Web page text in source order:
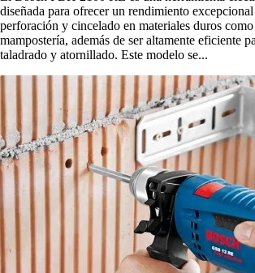
diseñada para ofrecer un rendimiento excepcional
perforación y cincelado en materiales duros
mampostería, además de ser altamente eficiente
taladrado y atornillado. Este modelo se...